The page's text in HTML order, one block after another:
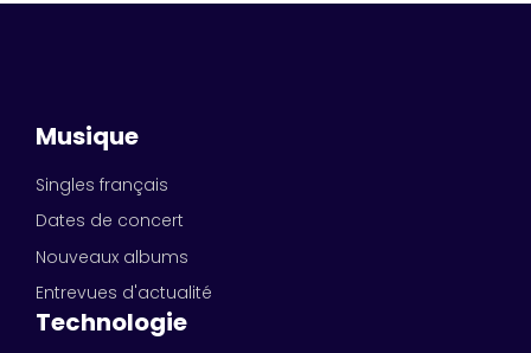
Musique
Singles français
Dates de concert
Nouveaux albums
Entrevues d'actualité
Technologie